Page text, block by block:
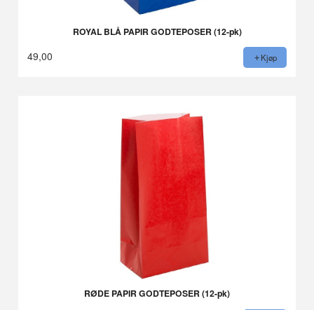
ROYAL BLÅ PAPIR GODTEPOSER (12-pk)
49,00 Kjøp
RØDE PAPIR GODTEPOSER (12-pk)